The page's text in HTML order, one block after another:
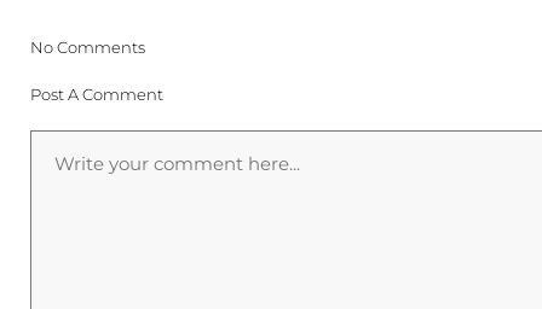
No Comments
Post A Comment